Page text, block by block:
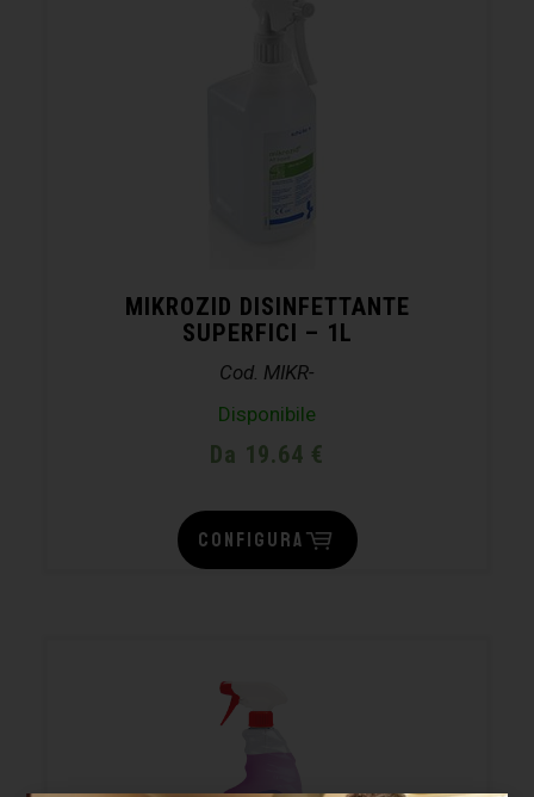
MIKROZID DISINFETTANTE
SUPERFICI – 1L
Cod. MIKR-
Disponibile
Da 19.64 €
CONFIGURA